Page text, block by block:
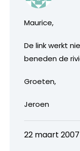
Maurice,
De link werkt
beneden de
Groeten,
Jeroen
22 maart